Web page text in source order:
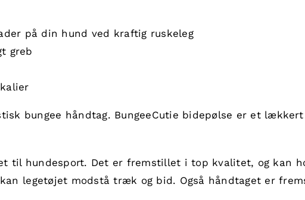
på din hund ved kraftig ruskeleg
greb
bungee håndtag. BungeeCutie bidepølse er et
til hundesport. Det er fremstillet i top kvalitet, og kan
legetøjet modstå træk og bid. Også håndtaget er